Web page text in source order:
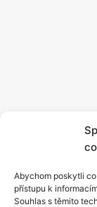
Abychom poskytli
přístupu k
Souhlas s těmito